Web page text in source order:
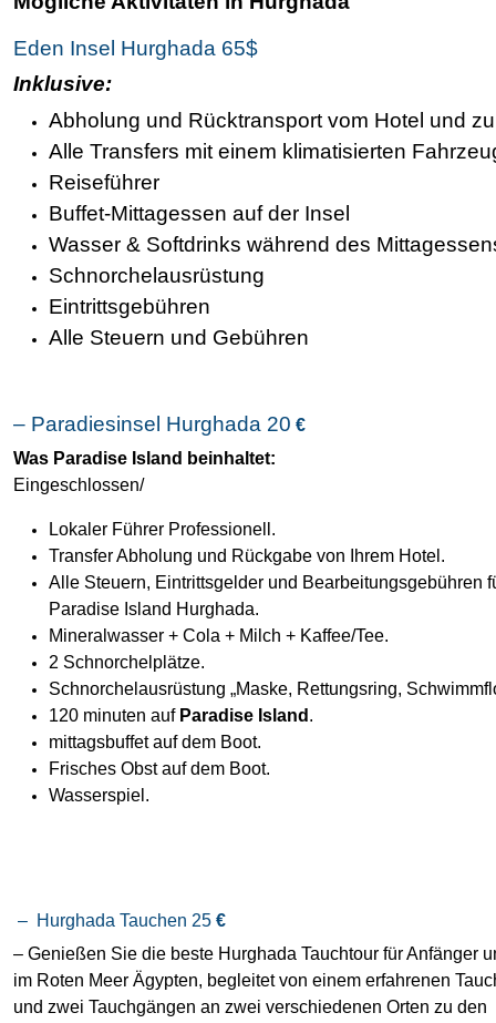
Eden Insel Hurghada 65$
Inklusive:
Abholung und Rücktransport vom Hotel und
Alle Transfers mit einem klimatisierten
Reiseführer
Buffet-Mittagessen auf der Insel
Wasser & Softdrinks während des
Schnorchelausrüstung
Eintrittsgebühren
Alle Steuern und Gebühren
– Paradiesinsel Hurghada 20 €
Was Paradise Island beinhaltet:
Eingeschlossen/
Lokaler Führer Professionell.
Transfer Abholung und Rückgabe von Ihrem Hotel.
Alle Steuern, Eintrittsgelder und Bearbeitungsgebühren
Paradise Island Hurghada.
Mineralwasser + Cola + Milch + Kaffee/Tee.
2 Schnorchelplätze.
Schnorchelausrüstung „Maske, Rettungsring,
120 minuten auf Paradise Island .
mittagsbuffet auf dem Boot.
Frisches Obst auf dem Boot.
Wasserspiel.
– Hurghada Tauchen 25 €
– Genießen Sie die beste Hurghada Tauchtour für Anfänger
im Roten Meer Ägypten, begleitet von einem erfahrenen
und zwei Tauchgängen an zwei verschiedenen Orten zu den